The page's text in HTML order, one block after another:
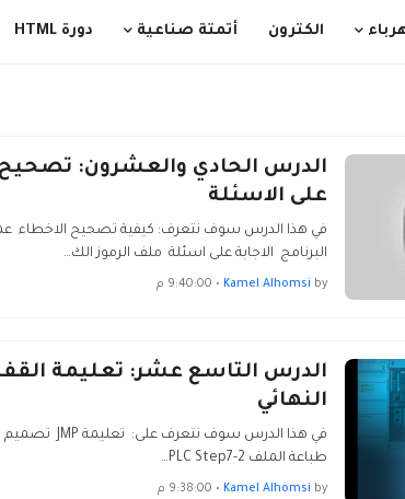
الكترون أتمتة صناعية دورة HTML
الدرس الحادي والعشرون: تصحيح
على الاسئلة
في هذا الدرس سوف نتعرف: كيفية تصحيح الاخطاء
البرنامج الاجابة على اسئلة ملف الرموز الك…
by
Kamel Alhomsi
• 9:40:00 م
النهائي
طباعة الملف PLC Step7-2…
by
Kamel Alhomsi
• 9:38:00 م